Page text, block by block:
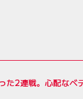
た2連戦。心配な